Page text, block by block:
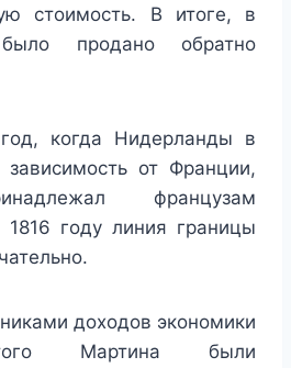
стоимость. В итоге, в
продано обратно
когда Нидерланды в
от Франции,
французам
году линия границы
доходов экономики
Мартина были